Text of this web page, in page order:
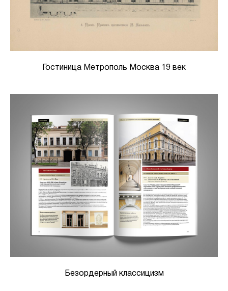
Гостиница Метрополь Москва 19 век
Безордерный классицизм